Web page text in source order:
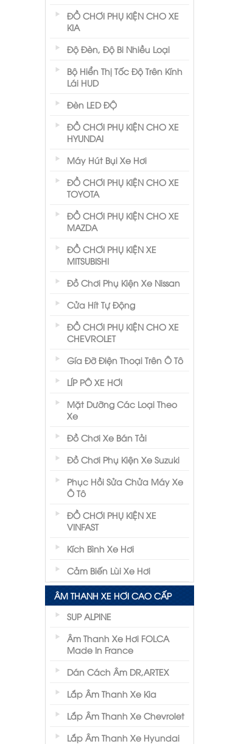
ĐỒ CHƠI PHỤ KIỆN CHO XE
KIA
Độ Đèn, Độ Bi Nhiều Loại
Bộ Hiển Thị Tốc Độ Trên Kính
Lái HUD
Đèn LED ĐỘ
ĐỒ CHƠI PHỤ KIỆN CHO XE
HYUNDAI
Máy Hút Bụi Xe Hơi
ĐỒ CHƠI PHỤ KIỆN CHO XE
TOYOTA
ĐỒ CHƠI PHỤ KIỆN CHO XE
MAZDA
ĐỒ CHƠI PHỤ KIỆN XE
MITSUBISHI
Đồ Chơi Phụ Kiện Xe Nissan
Cửa Hít Tự Động
ĐỒ CHƠI PHỤ KIỆN CHO XE
CHEVROLET
Gía Đỡ Điện Thoại Trên Ô Tô
LÍP PÔ XE HƠI
Mặt Dưỡng Các Loại Theo
Xe
Đồ Chơi Xe Bán Tải
Đồ Chơi Phụ Kiện Xe Suzuki
Phục Hồi Sửa Chửa Máy Xe
Ô Tô
ĐỒ CHƠI PHỤ KIỆN XE
VINFAST
Kích Bình Xe Hơi
Cảm Biến Lùi Xe Hơi
ÂM THANH XE HƠI CAO CẤP
SUP ALPINE
Âm Thanh Xe Hơi FOLCA
Made In France
Dán Cách Âm DR,ARTEX
Lắp Âm Thanh Xe Kia
Lắp Âm Thanh Xe Chevrolet
Lắp Âm Thanh Xe Hyundai